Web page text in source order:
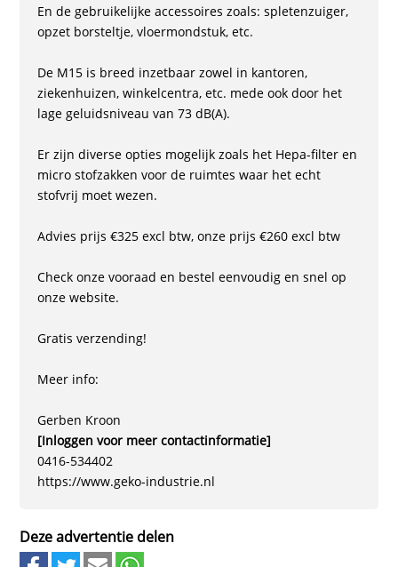
En de gebruikelijke accessoires zoals: spletenzuiger,
opzet borsteltje, vloermondstuk, etc.
De M15 is breed inzetbaar zowel in kantoren,
ziekenhuizen, winkelcentra, etc. mede ook door het
lage geluidsniveau van 73 dB(A).
Er zijn diverse opties mogelijk zoals het Hepa-filter en
micro stofzakken voor de ruimtes waar het echt
stofvrij moet wezen.
Advies prijs €325 excl btw, onze prijs €260 excl btw
Check onze vooraad en bestel eenvoudig en snel op
onze website.
Gratis verzending!
Meer info:
Gerben Kroon
[Inloggen voor meer contactinformatie]
0416-534402
https://www.geko-industrie.nl
Deze advertentie delen